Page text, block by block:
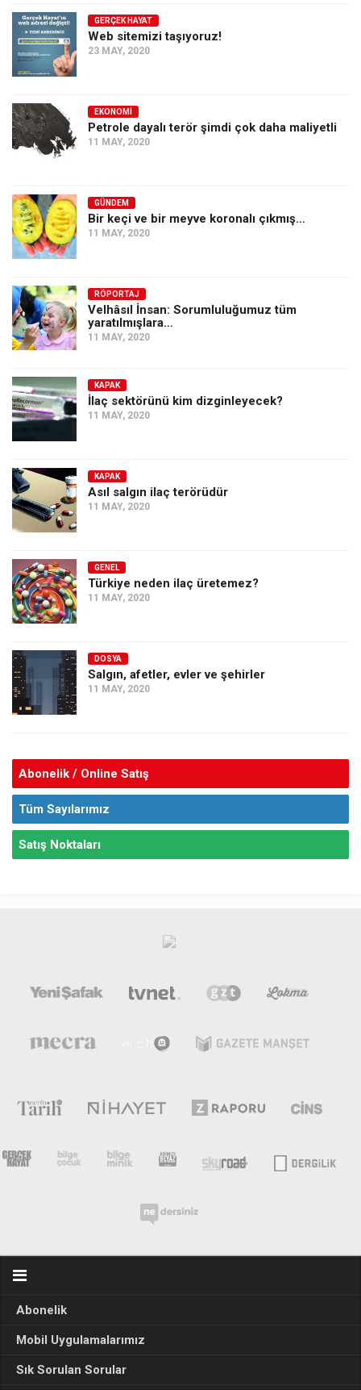
GERÇEK HAYAT
Web sitemizi taşıyoruz!
23 MAY, 2020
EKONOMI
Petrole dayalı terör şimdi çok daha maliyetli
11 MAY, 2020
GÜNDEM
Bir keçi ve bir meyve koronalı çıkmış…
11 MAY, 2020
RÖPORTAJ
Velhâsıl İnsan: Sorumluluğumuz tüm
yaratılmışlara…
11 MAY, 2020
KAPAK
İlaç sektörünü kim dizginleyecek?
11 MAY, 2020
KAPAK
Asıl salgın ilaç terörüdür
11 MAY, 2020
GENEL
Türkiye neden ilaç üretemez?
11 MAY, 2020
DOSYA
Salgın, afetler, evler ve şehirler
11 MAY, 2020
Abonelik / Online Satış
Tüm Sayılarımız
Satış Noktaları
Abonelik
Mobil Uygulamalarımız
Sık Sorulan Sorular